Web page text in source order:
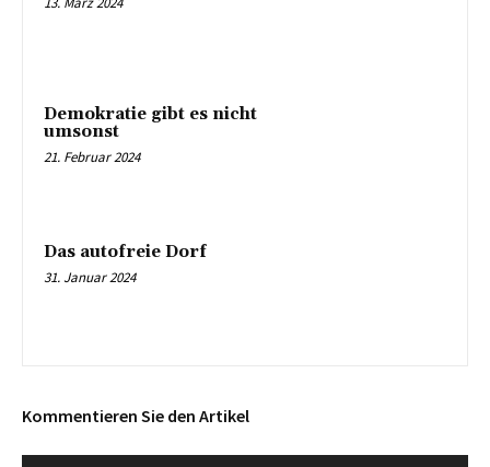
Demokratie gibt es nicht
umsonst
21. Februar 2024
Das autofreie Dorf
31. Januar 2024
Kommentieren Sie den Artikel